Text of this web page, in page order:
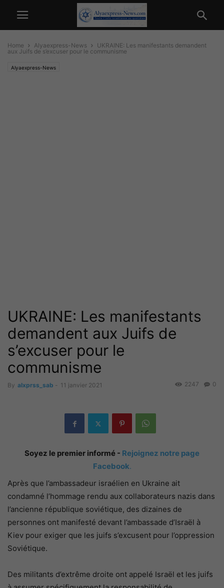
Home Alyaexpress-News
UKRAINE: Les manifestants demandent
aux Juifs de s’excuser pour le communisme
Alyaexpress-News
UKRAINE: Les manifestants
demandent aux Juifs de
s’excuser pour le
communisme
By alxprss_sab - 11 janvier 2021 0
2247
Soyez le premier informé - Rejoignez notre page
Facebook.
Après que l’ambassadeur israélien en Ukraine ait
condamné l’hommage rendu aux collaborateurs nazis dans
l’ancienne république soviétique, des dizaines de
personnes ont manifesté devant l’ambassade d’Israël à
Kiev pour exiger que les juifs s’excusent pour l’oppression
Soviétique.
Des militants d’extrême droite ont appelé Israël et les juifs